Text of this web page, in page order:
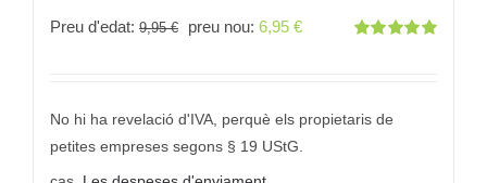
Preu d'edat: 9,95€
El
era:
9,95 €
preu nou: 6,95 €El
és:
6,95 €.
No hi ha revelació d'IVA, perquè els propietaris de
petites empreses segons § 19 UStG.